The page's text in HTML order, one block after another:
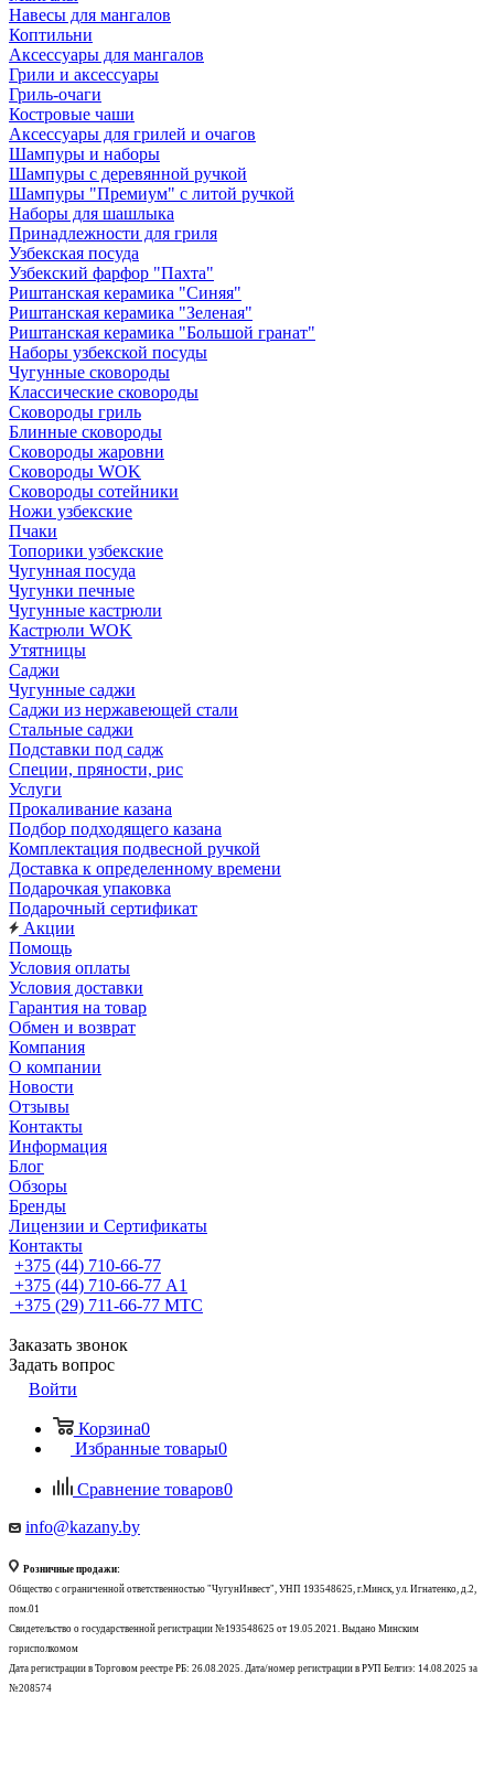
Навесы для мангалов
Коптильни
Аксессуары для мангалов
Грили и аксессуары
Гриль-очаги
Костровые чаши
Аксессуары для грилей и очагов
Шампуры и наборы
Шампуры с деревянной ручкой
Шампуры "Премиум" с литой ручкой
Наборы для шашлыка
Принадлежности для гриля
Узбекская посуда
Узбекский фарфор "Пахта"
Риштанская керамика "Синяя"
Риштанская керамика "Зеленая"
Риштанская керамика "Большой гранат"
Наборы узбекской посуды
Чугунные сковороды
Классические сковороды
Сковороды гриль
Блинные сковороды
Сковороды жаровни
Сковороды WOK
Сковороды сотейники
Ножи узбекские
Пчаки
Топорики узбекские
Чугунная посуда
Чугунки печные
Чугунные кастрюли
Кастрюли WOK
Утятницы
Саджи
Чугунные саджи
Саджи из нержавеющей стали
Стальные саджи
Подставки под садж
Специи, пряности, рис
Услуги
Прокаливание казана
Подбор подходящего казана
Комплектация подвесной ручкой
Доставка к определенному времени
Подарочкая упаковка
Подарочный сертификат
Акции
Помощь
Условия оплаты
Условия доставки
Гарантия на товар
Обмен и возврат
Компания
О компании
Новости
Отзывы
Контакты
Информация
Блог
Обзоры
Бренды
Лицензии и Сертификаты
Контакты
+375 (44) 710-66-77
+375 (44) 710-66-77 А1
+375 (29) 711-66-77 МТС
Заказать звонок
Задать вопрос
Войти
Корзина0
Избранные товары0
Сравнение товаров0
info@kazany.by
Розничные продажи:
Общество с ограниченной ответственностью "ЧугунИнвест", УНП 193548625, г.Минск, ул. Игнатенко, д.2,
пом.01
Свидетельство о государственной регистрации №193548625 от 19.05.2021. Выдано Минским
горисполкомом
Дата регистрации в Торговом реестре РБ: 26.08.2025. Дата/номер регистрации в РУП Белгиэ: 14.08.2025 за
№208574